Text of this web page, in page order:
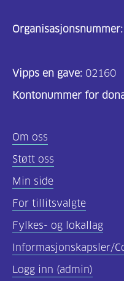
Organisasjonsnummer:
Vipps en gave: 02160
Kontonummer for
Om oss
Støtt oss
Min side
For tillitsvalgte
Fylkes- og lokallag
Informasjonskapsler/
Logg inn (admin)